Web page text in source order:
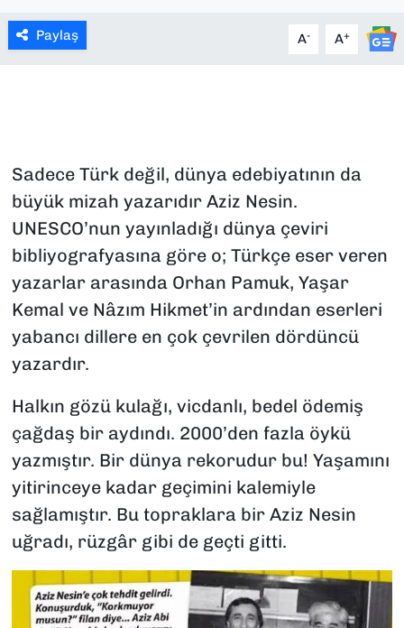
Paylaş A- A+
Sadece Türk değil, dünya edebiyatının da
büyük mizah yazarıdır Aziz Nesin.
UNESCO’nun yayınladığı dünya çeviri
bibliyografyasına göre o; Türkçe eser veren
yazarlar arasında Orhan Pamuk, Yaşar
Kemal ve Nâzım Hikmet’in ardından eserleri
yabancı dillere en çok çevrilen dördüncü
yazardır.
Halkın gözü kulağı, vicdanlı, bedel ödemiş
çağdaş bir aydındı. 2000’den fazla öykü
yazmıştır. Bir dünya rekorudur bu! Yaşamını
yitirinceye kadar geçimini kalemiyle
sağlamıştır. Bu topraklara bir Aziz Nesin
uğradı, rüzgâr gibi de geçti gitti.
POLİTİKA
TEKNOLOJİ
YAŞAM
YEREL YÖNETİMLER